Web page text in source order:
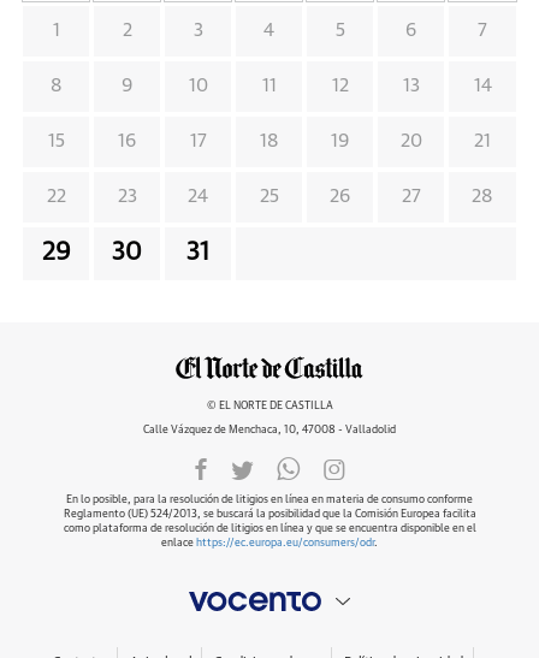
1 2 3 4 5 6 7
8 9 10 11 12 13 14
15 16 17 18 19 20 21
22 23 24 25 26 27 28
29 30 31
© EL NORTE DE CASTILLA
Calle Vázquez de Menchaca, 10, 47008 - Valladolid
En lo posible, para la resolución de litigios en línea en materia de consumo conforme
Reglamento (UE) 524/2013, se buscará la posibilidad que la Comisión Europea facilita
como plataforma de resolución de litigios en línea y que se encuentra disponible en el
enlace https://ec.europa.eu/consumers/odr.